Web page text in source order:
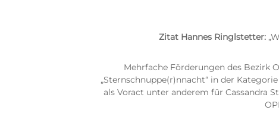
Zitat Hannes Ringlstetter:
Mehrfache Förderungen des Bezirk
„Sternschnuppe(r)nnacht“ in der
als Voract unter anderem für Cassandra